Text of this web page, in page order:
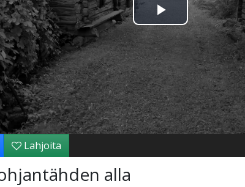
Toista
Video
Lahjoita
alla